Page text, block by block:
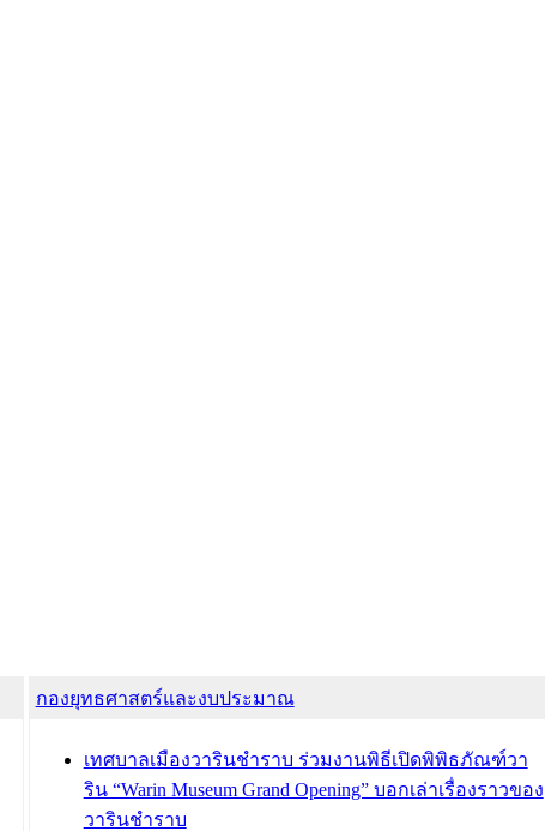
กองยุทธศาสตร์และงบประมาณ
เทศบาลเมืองวารินชำราบ ร่วมงานพิธีเปิดพิพิธภัณฑ์วา
ริน “Warin Museum Grand Opening” บอกเล่าเรื่องราวของ
วารินชำราบ